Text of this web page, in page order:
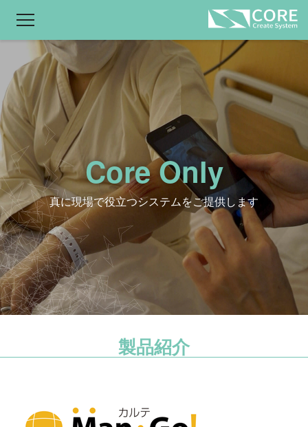
製品情報
病院向け カルテ Man・Go!
診療所向け カルテ Man・Go! for Clinic
その他お役立ちシステム
オンラインデモ
トップメッセージ
会社情報
会社概要
経営理念/社長挨拶
業務内容紹介
代理店募集
Core Only
真に現場で役立つシステムをご提供します
製品紹介